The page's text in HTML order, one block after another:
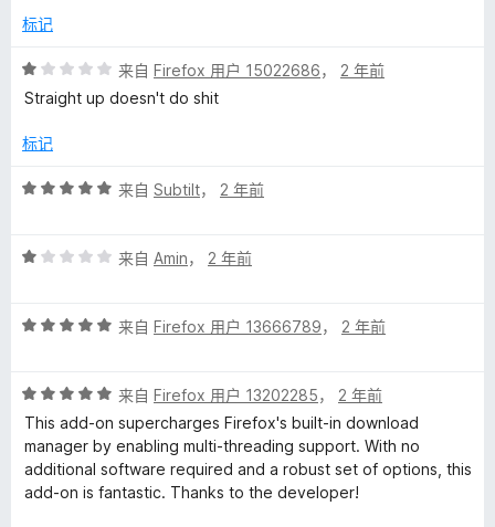
/标记
评
分
/
来自 Firefox 用户 15022686， 2 年前
Straight up doesn't do shit
标记
评
/
来自 Subtilt， 2 年前
评
/
来自 Amin， 2 年前
评
/
5
来自 Firefox 用户 13666789， 2 年前
评
分
5
/
5
来自 Firefox 用户 13202285， 2 年前
This add-on supercharges Firefox's built-in download
manager by enabling multi-threading support. With no
additional software required and a robust set of options, this
add-on is fantastic. Thanks to the developer!